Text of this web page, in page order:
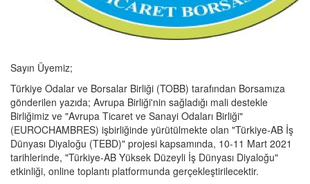
Sayın Üyemiz;
Türkiye Odalar ve Borsalar Birliği (TOBB) tarafından Borsamıza
gönderilen yazıda; Avrupa Birliği'nin sağladığı mali destekle
Birliğimiz ve "Avrupa Ticaret ve Sanayi Odaları Birliği"
(EUROCHAMBRES) işbirliğinde yürütülmekte olan "Türkiye-AB İş
Dünyası Diyaloğu (TEBD)" projesi kapsamında, 10-11 Mart 2021
tarihlerinde, "Türkiye-AB Yüksek Düzeyli İş Dünyası Diyaloğu"
etkinliği, online toplantı platformunda gerçekleştirilecektir.